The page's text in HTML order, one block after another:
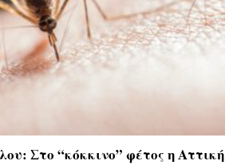
Στο “κόκκινο” φέτος η Αττική